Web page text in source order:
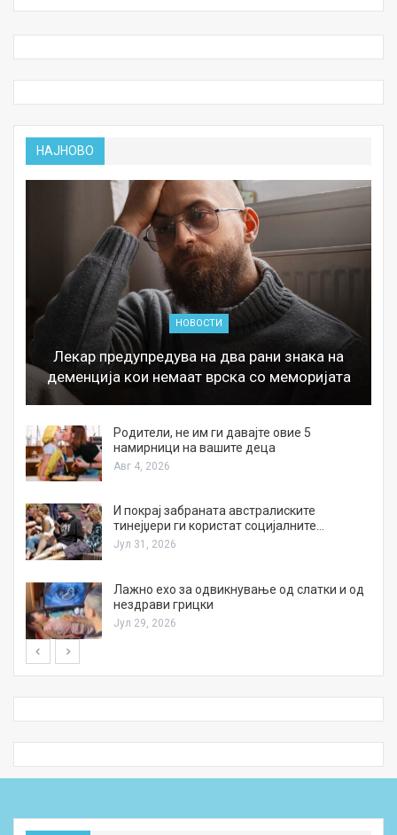
НАЈНОВО
НОВОСТИ
Лекар предупредува на два рани знака на
деменција кои немаат врска со меморијата
Родители, не им ги давајте овие 5
намирници на вашите деца
Авг 4, 2026
И покрај забраната австралиските
тинејџери ги користат социјалните…
Јул 31, 2026
Лажно ехо за одвикнување од слатки и од
нездрави грицки
Јул 29, 2026